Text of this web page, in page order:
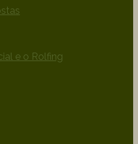
e o Rolfing